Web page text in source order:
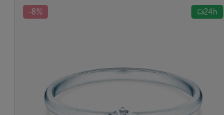
-8% 24h